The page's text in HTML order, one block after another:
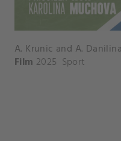
Film 2025 Sport